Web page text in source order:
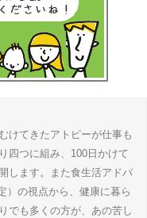
けてきたアトピーが仕事も
四つに組み、100日かけて
します。また食生活アドバ
）の視点から、健康に暮ら
でも多くの方が、あの苦し